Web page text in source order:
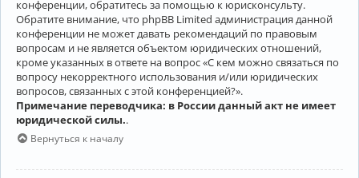
конференции, обратитесь за помощью к юрисконсульту.
Обратите внимание, что phpBB Limited администрация данной
конференции не может давать рекомендаций по правовым
вопросам и не является объектом юридических отношений,
кроме указанных в ответе на вопрос «С кем можно связаться по
вопросу некорректного использования и/или юридических
вопросов, связанных с этой конференцией?».
Примечание переводчика: в России данный акт не имеет
юридической силы..
Вернуться к началу